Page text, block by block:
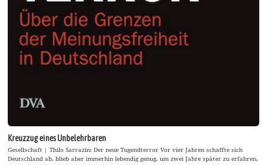
Kreuzzug eines Unbelehrbaren
Gesellschaft | Thilo Sarrazin: Der neue Tugendterror Vor vier Jahren schaffte sich
Deutschland ab, blieb aber immerhin lebendig genug, um zwei Jahre später zu erfahren,